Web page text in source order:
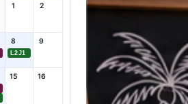
1 2
8
L2J1
9
15 16